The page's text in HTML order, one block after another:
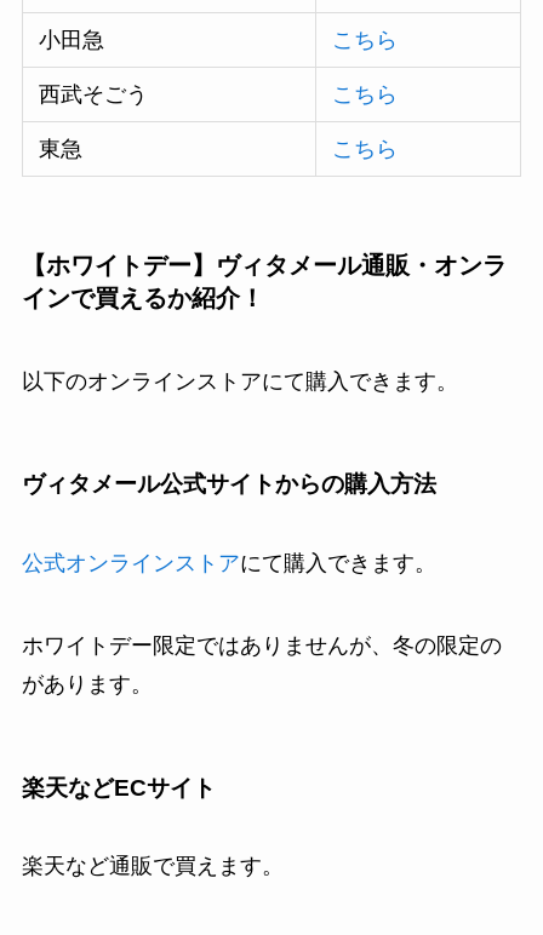
小田急 こちら
西武そごう こちら
東急 こちら
【ホワイトデー】ヴィタメール通販・オンラ
インで買えるか紹介！
以下のオンラインストアにて購入できます。
ヴィタメール公式サイトからの購入方法
公式オンラインストアにて購入できます。
ホワイトデー限定ではありませんが、冬の限定の
があります。
楽天などECサイト
楽天など通販で買えます。